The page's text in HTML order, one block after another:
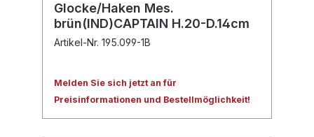
Glocke/Haken Mes.
brün(IND)CAPTAIN H.20-D.14cm
Artikel-Nr. 195.099-1B
Melden Sie sich jetzt an für
Preisinformationen und Bestellmöglichkeit!